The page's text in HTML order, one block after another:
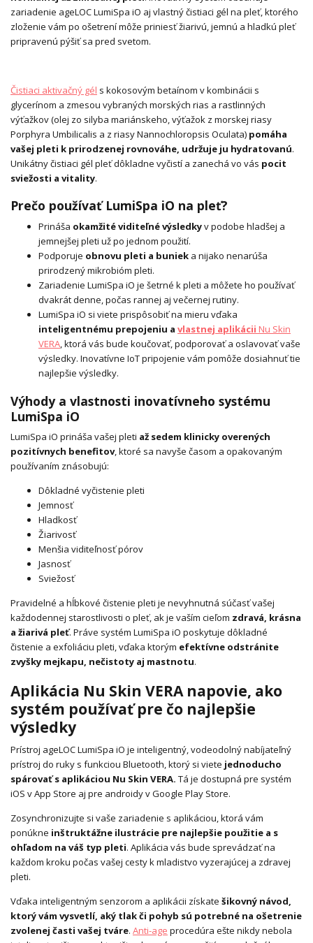
zariadenie ageLOC LumiSpa iO aj vlastný čistiaci gél na pleť, ktorého
zloženie vám po ošetrení môže priniesť žiarivú, jemnú a hladkú pleť
pripravenú pýšiť sa pred svetom.
Čistiaci aktivačný gél s kokosovým betaínom v kombinácii s
glycerínom a zmesou vybraných morských rias a rastlinných
výťažkov (olej zo silyba mariánskeho, výťažok z morskej riasy
Porphyra Umbilicalis a z riasy Nannochloropsis Oculata) pomáha
vašej pleti k prirodzenej rovnováhe, udržuje ju hydratovanú.
Unikátny čistiaci gél pleť dôkladne vyčistí a zanechá vo vás pocit
sviežosti a vitality.
Prečo používať LumiSpa iO na pleť?
Prináša okamžité viditeľné výsledkyv podobe hladšej a
jemnejšej pleti už po jednom použití.
Podporuje obnovu pleti a buniek a nijako nenarúša
prirodzený mikrobióm pleti.
Zariadenie LumiSpa iO je šetrné k pleti a môžete ho používať
dvakrát denne, počas rannej aj večernej rutiny.
LumiSpa iO si viete prispôsobiť na mieru vďaka
inteligentnému prepojeniu a vlastnej aplikácii Nu Skin
VERA, ktorá vás bude koučovať, podporovať a oslavovať vaše
výsledky. Inovatívne IoT pripojenie vám pomôže dosiahnuť tie
najlepšie výsledky.
Výhody a vlastnosti inovatívneho systému
LumiSpa iO
LumiSpa iO prináša vašej pleti až sedem klinicky overených
pozitívnych benefitov, ktoré sa navyše časom a opakovaným
používaním znásobujú:
Dôkladné vyčistenie pleti
Jemnosť
Hladkosť
Žiarivosť
Menšia viditeľnosť pórov
Jasnosť
Sviežosť
Pravidelné a hĺbkové čistenie pleti je nevyhnutná súčasť vašej
každodennej starostlivosti o pleť, ak je vaším cieľom zdravá, krásna
a žiarivá pleť. Práve systém LumiSpa iO poskytuje dôkladné
čistenie a exfoliáciu pleti, vďaka ktorým efektívne odstránite
zvyšky mejkapu, nečistoty aj mastnotu.
Aplikácia Nu Skin VERA napovie, ako
systém používať pre čo najlepšie
výsledky
Prístroj ageLOC LumiSpa iO je inteligentný, vodeodolný nabíjateľný
prístroj do ruky s funkciou Bluetooth, ktorý si viete jednoducho
spárovať s aplikáciou Nu Skin VERA. Tá je dostupná pre systém
iOS v App Store aj pre androidy v Google Play Store.
Zosynchronizujte si vaše zariadenie s aplikáciou, ktorá vám
ponúkne inštruktážne ilustrácie pre najlepšie použitie a s
ohľadom na váš typ pleti. Aplikácia vás bude sprevádzať na
každom kroku počas vašej cesty k mladistvo vyzerajúcej a zdravej
pleti.
Vďaka inteligentným senzorom a aplikácii získate šikovný návod,
ktorý vám vysvetlí, aký tlak či pohyb sú potrebné na ošetrenie
zvolenej časti vašej tváre. Anti-age procedúra ešte nikdy nebola